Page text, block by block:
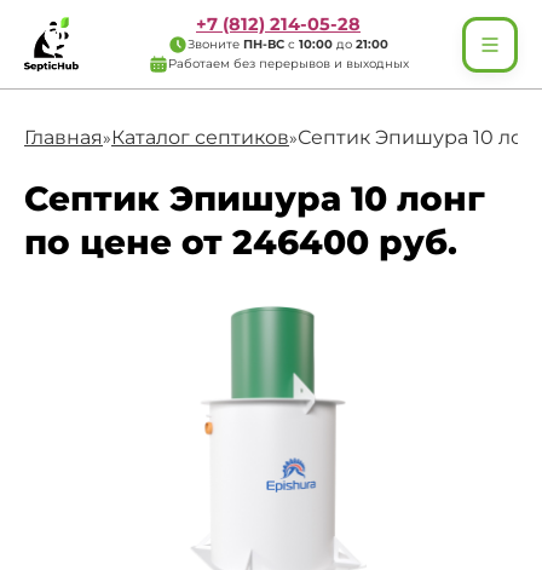
+7 (812) 214-05-28
Звоните ПН-ВС с 10:00 до 21:00
Работаем без перерывов и выходных
Главная»Каталог септиков»Септик Эпишура 10
Септик Эпишура 10 лонг
по цене от 246400 руб.